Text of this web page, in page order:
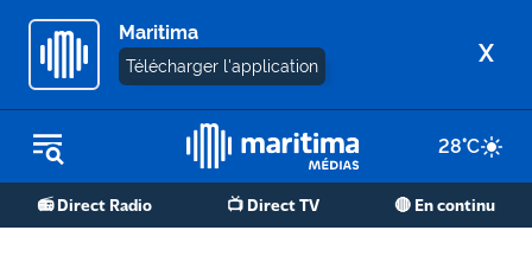
Maritima
Télécharger l'application X
28°C
📻 Direct Radio 📺 Direct TV 🔴 En continu
REPLAY RADIO
REPLAY TV